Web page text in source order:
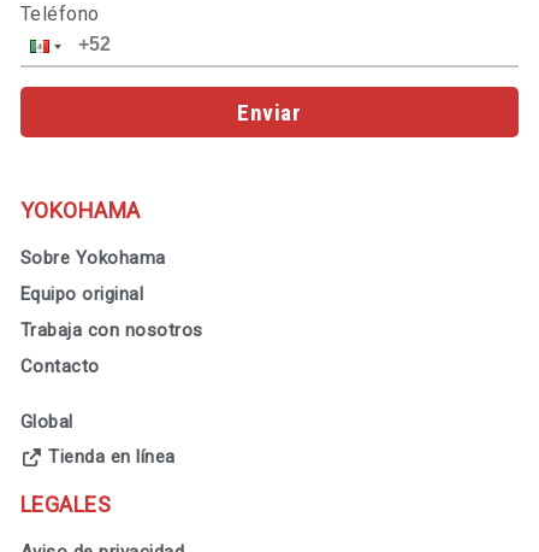
Teléfono
Enviar
YOKOHAMA
Sobre Yokohama
Equipo original
Trabaja con nosotros
Contacto
Global
Tienda en línea
LEGALES